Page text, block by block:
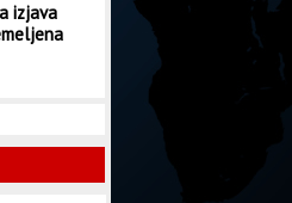
izjava